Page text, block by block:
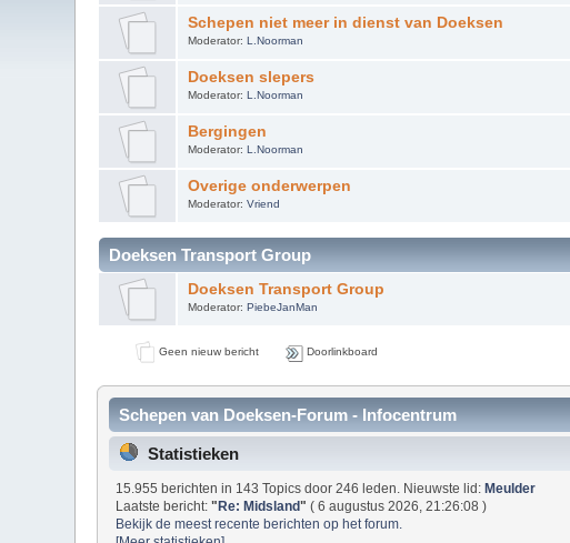
Schepen niet meer in dienst van Doeksen
Moderator: L.Noorman
Doeksen slepers
Moderator: L.Noorman
Bergingen
Moderator: L.Noorman
Overige onderwerpen
Moderator: Vriend
Doeksen Transport Group
Doeksen Transport Group
Moderator: PiebeJanMan
Geen nieuw bericht Doorlinkboard
Schepen van Doeksen-Forum - Infocentrum
Statistieken
15.955 berichten in 143 Topics door 246 leden. Nieuwste lid:Meulder
Laatste bericht:"Re: Midsland" ( 6 augustus 2026, 21:26:08 )
Bekijk de meest recente berichten op het forum.